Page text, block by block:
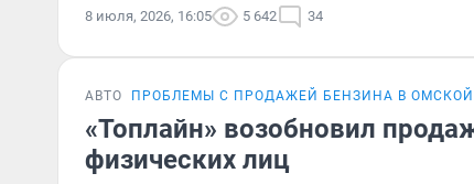
8 июля, 2026, 16:05 5 642 34
АВТО ПРОБЛЕМЫ С ПРОДАЖЕЙ БЕНЗИНА В ОМСКОЙ
«Топлайн» возобновил
физических лиц